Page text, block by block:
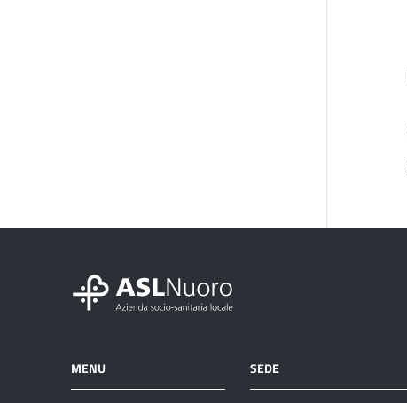
MENU SEDE